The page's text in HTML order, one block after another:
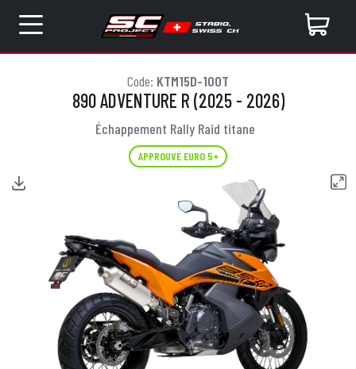
Code: KTM15D-100T
890 ADVENTURE R (2025 - 2026)
Échappement Rally Raid titane
APPROUVÉ EURO 5+